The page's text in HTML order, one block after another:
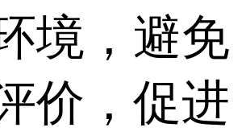
境，避免
价，促进